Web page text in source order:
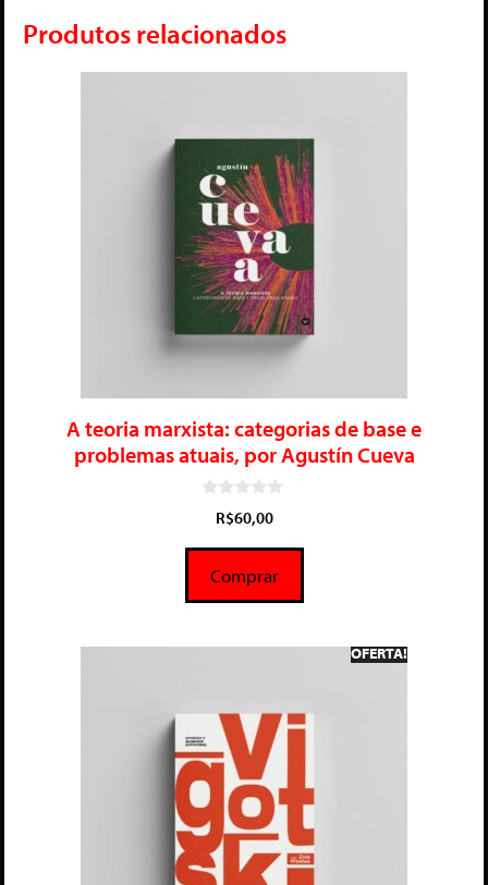
Produtos relacionados
A teoria marxista: categorias de base e
problemas atuais, por Agustín Cueva
5
R$60,00
Comprar
OFERTA!